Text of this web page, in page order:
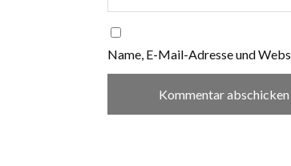
Name, E-Mail-Adresse und